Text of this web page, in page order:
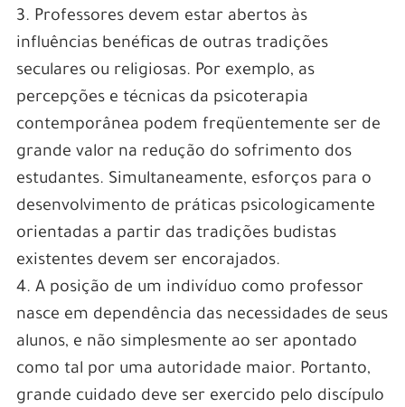
3. Professores devem estar abertos às
influências benéficas de outras tradições
seculares ou religiosas. Por exemplo, as
percepções e técnicas da psicoterapia
contemporânea podem freqüentemente ser de
grande valor na redução do sofrimento dos
estudantes. Simultaneamente, esforços para o
desenvolvimento de práticas psicologicamente
orientadas a partir das tradições budistas
existentes devem ser encorajados.
4. A posição de um indivíduo como professor
nasce em dependência das necessidades de seus
alunos, e não simplesmente ao ser apontado
como tal por uma autoridade maior. Portanto,
grande cuidado deve ser exercido pelo discípulo